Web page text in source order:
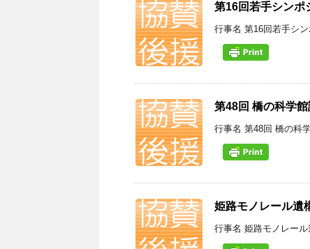
第16回若手シンポ
行事名 第16回若手シ
第48回 橋の科学
行事名 第48回 橋の科
姫路モノレール遺
行事名 姫路モノレー